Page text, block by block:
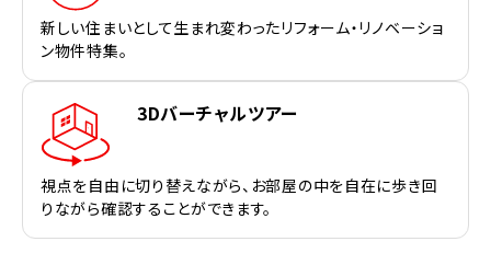
新しい住まいとして生まれ変わったリフォーム・リノベーショ
ン物件特集。
3Dバーチャルツアー
視点を自由に切り替えながら、お部屋の中を自在に歩き回
りながら確認することができます。